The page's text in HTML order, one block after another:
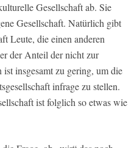
Gesellschaft ab. Sie
Gesellschaft. Natürlich gibt
Leute, die einen anderen
der Anteil der nicht zur
insgesamt zu gering, um die
infrage zu stellen.
ist folglich so etwas wie